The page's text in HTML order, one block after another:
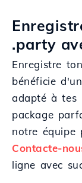
.party
Enregistre
bénéficie
adapté à tes
package
notre équipe
Contacte-
ligne avec